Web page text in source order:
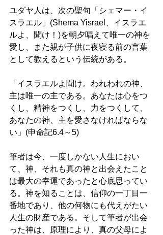
ユダヤ人は、次の聖句「シェマー・イ
スラエル」(Shema Yisrael、イスラエ
ルよ、聞け！)を朝夕唱えて唯一の神を
愛し、また親が子供に夜寝る前の言葉
として教えるという伝統がある。
「イスラエルよ聞け。われわれの神、
主は唯一の主である。あなたは心をつ
くし、精神をつくし、力をつくして、
あなたの神、主を愛さなければならな
い」(申命記6.4～5)
筆者は今、一度しかない人生におい
て、神、それも真の神と出会えたこと
は最大の幸運であったと心底思ってい
る。神を知ることは、信仰の一丁目一
番地であり、他の何物にも代えがたい
人生の財産である。そして筆者が出会
った神は、原理により、真の父母によ